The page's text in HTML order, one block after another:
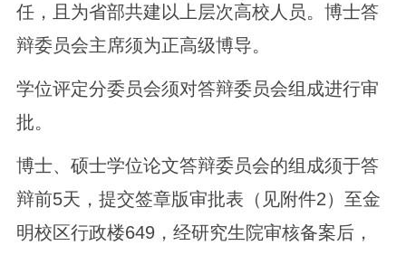
任，且为省部共建以上层次高校人员。博士答
辩委员会主席须为正高级博导。
学位评定分委员会须对答辩委员会组成进行审
批。
博士、硕士学位论文答辩委员会的组成须于答
辩前5天，提交签章版审批表（见附件2）至金
明校区行政楼649，经研究生院审核备案后，